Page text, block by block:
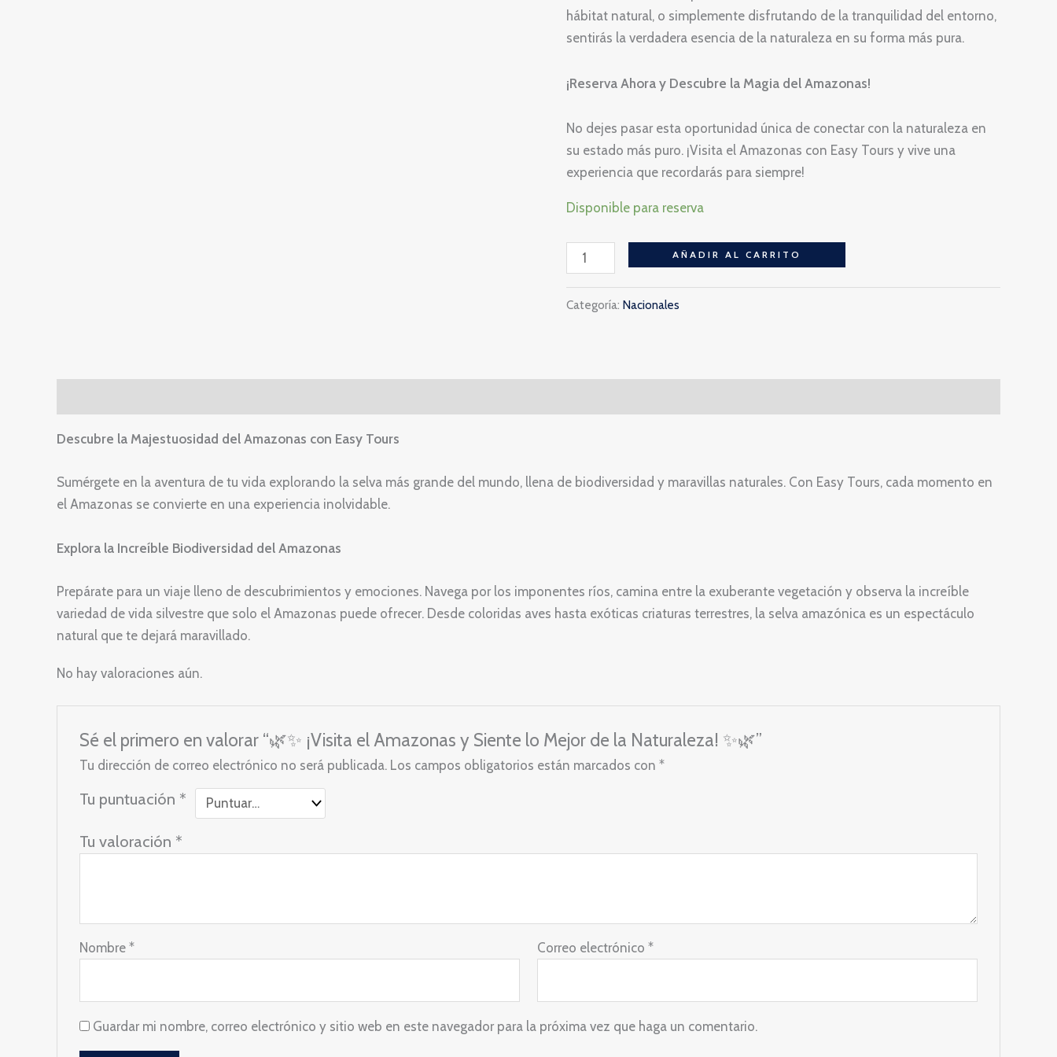
hábitat natural, o simplemente disfrutando de la tranquilidad del entorno,
sentirás la verdadera esencia de la naturaleza en su forma más pura.
¡Reserva Ahora y Descubre la Magia del Amazonas!
No dejes pasar esta oportunidad única de conectar con la naturaleza en
su estado más puro. ¡Visita el Amazonas con Easy Tours y vive una
experiencia que recordarás para siempre!
Disponible para reserva
de
la
✨
cantidad
AÑADIR AL CARRITO
Categoría: Nacionales
Descubre la Majestuosidad del Amazonas con Easy Tours
Sumérgete en la aventura de tu vida explorando la selva más grande del mundo, llena de biodiversidad y maravillas naturales. Con Easy Tours, cada momento en
el Amazonas se convierte en una experiencia inolvidable.
Explora la Increíble Biodiversidad del Amazonas
Prepárate para un viaje lleno de descubrimientos y emociones. Navega por los imponentes ríos, camina entre la exuberante vegetación y observa la increíble
variedad de vida silvestre que solo el Amazonas puede ofrecer. Desde coloridas aves hasta exóticas criaturas terrestres, la selva amazónica es un espectáculo
natural que te dejará maravillado.
No hay valoraciones aún.
Sé el primero en valorar “🌿✨ ¡Visita el Amazonas y Siente lo Mejor de la Naturaleza! ✨🌿”
Tu dirección de correo electrónico no será publicada. Los campos obligatorios están marcados con*
Tu puntuación *
Tu valoración *
Nombre* Correo electrónico*
Guardar mi nombre, correo electrónico y sitio web en este navegador para la próxima vez que haga un comentario.